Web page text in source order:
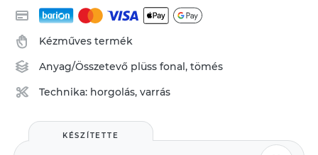
Kézműves termék
Anyag/Összetevő plüss fonal,tömés
Technika: horgolás,varrás
KÉSZÍTETTE